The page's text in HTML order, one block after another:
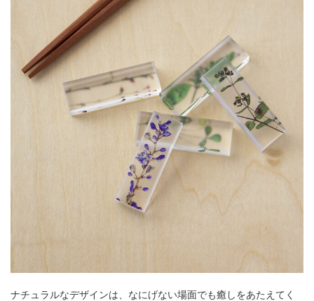
ナチュラルなデザインは、なにげない場面でも癒しをあたえてく